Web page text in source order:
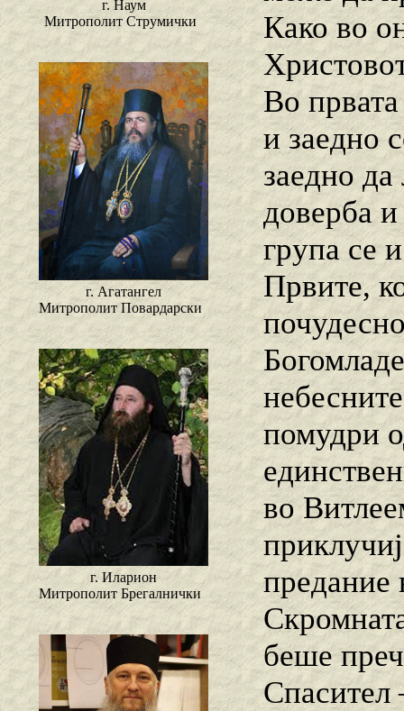
г. Наум
Митрополит Струмички
г. Агатангел
Митрополит Повардарски
г. Иларион
Митрополит Брегалнички
Како во
Во
и заедно
заедно да
доверба и
група се
Првите,
помудри
во
предание
беше
Спасител